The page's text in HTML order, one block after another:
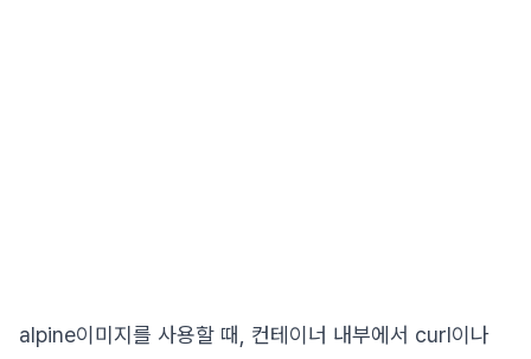
alpine이미지를 사용할 때, 컨테이너 내부에서 curl이나